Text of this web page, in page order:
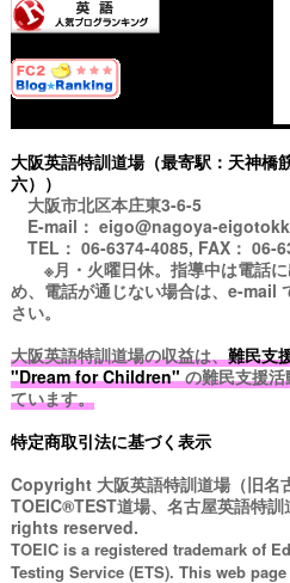
大阪英語特訓道場（最寄駅：天神橋
六））
大阪市北区本庄東3-6-5
E-mail： eigo@nagoya-
TEL： 06-6374-4085, FAX： 06-
※月・火曜日休。指導中は電話に
め、電話が通じない場合は、e-mail
さい。
大阪英語特訓道場の収益は、難民支
"Dream for Children"の難民支援活
ています。
特定商取引法に基づく表示
Copyright 大阪英語特訓道場（旧名
TOEIC®TEST道場、名古屋英語特訓
rights reserved.
TOEIC is a registered trademark of
Testing Service (ETS). This web